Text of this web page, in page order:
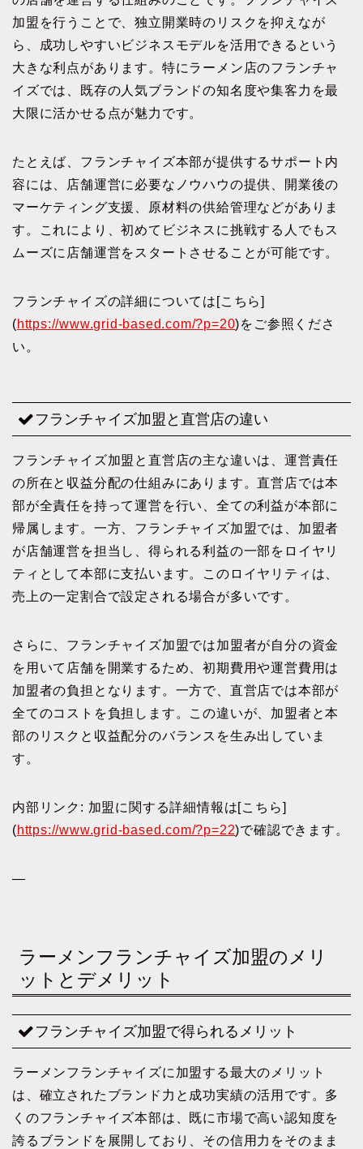
加盟を行うことで、独立開業時のリスクを抑えなが
ら、成功しやすいビジネスモデルを活用できるという
大きな利点があります。特にラーメン店のフランチャ
イズでは、既存の人気ブランドの知名度や集客力を最
大限に活かせる点が魅力です。
たとえば、フランチャイズ本部が提供するサポート内
容には、店舗運営に必要なノウハウの提供、開業後の
マーケティング支援、原材料の供給管理などがありま
す。これにより、初めてビジネスに挑戦する人でもス
ムーズに店舗運営をスタートさせることが可能です。
フランチャイズの詳細については[こちら]
(https://www.grid-based.com/?p=20)をご参照くださ
い。
フランチャイズ加盟と直営店の違い
フランチャイズ加盟と直営店の主な違いは、運営責任
の所在と収益分配の仕組みにあります。直営店では本
部が全責任を持って運営を行い、全ての利益が本部に
帰属します。一方、フランチャイズ加盟では、加盟者
が店舗運営を担当し、得られる利益の一部をロイヤリ
ティとして本部に支払います。このロイヤリティは、
売上の一定割合で設定される場合が多いです。
さらに、フランチャイズ加盟では加盟者が自分の資金
を用いて店舗を開業するため、初期費用や運営費用は
加盟者の負担となります。一方で、直営店では本部が
全てのコストを負担します。この違いが、加盟者と本
部のリスクと収益配分のバランスを生み出していま
す。
内部リンク: 加盟に関する詳細情報は[こちら]
(https://www.grid-based.com/?p=22)で確認できます。
—
ラーメンフランチャイズ加盟のメリ
ットとデメリット
フランチャイズ加盟で得られるメリット
ラーメンフランチャイズに加盟する最大のメリット
は、確立されたブランド力と成功実績の活用です。多
くのフランチャイズ本部は、既に市場で高い認知度を
誇るブランドを展開しており、その信用力をそのまま